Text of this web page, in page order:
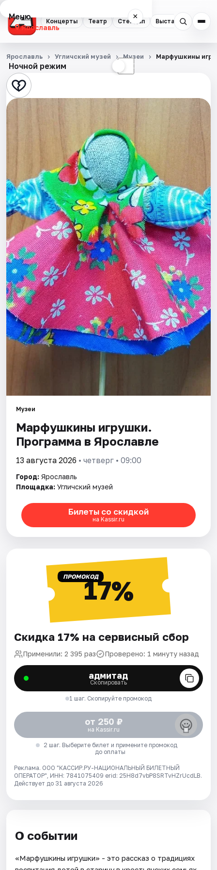
Концерты Театр Стендап Выставки
Меню ×
Ярославль
Концерты
Театр
Стендап
Экскурсии
События
Города
Площадки
Артисты
Рейтинги
Ночной режим ☾
Ярославль Угличский музей Музеи Марфушкины
Музеи
Марфушкины игрушки.
Программа в Ярославле
13 августа 2026 • четверг • 09:00
Город: Ярославль
Площадка: Угличский музей
Билеты со скидкой
на Kassir.ru
ПРОМОКОД17%
Скидка 17% на сервисный сбор
Применили: 2 395 раз Проверено: 1 минуту назад
адмитад
Скопировать
1 шаг. Скопируйте промокод
от 250 ₽
на Kassir.ru
2 шаг. Выберите билет и примените промокод
до оплаты
Реклама. ООО "КАССИР.РУ-НАЦИОНАЛЬНЫЙ БИЛЕТНЫЙ
ОПЕРАТОР", ИНН: 7841075409 erid: 25H8d7vbP8SRTvHZrUcdLB.
Действует до 31 августа 2026
О событии
«Марфушкины игрушки» - это рассказ о традициях